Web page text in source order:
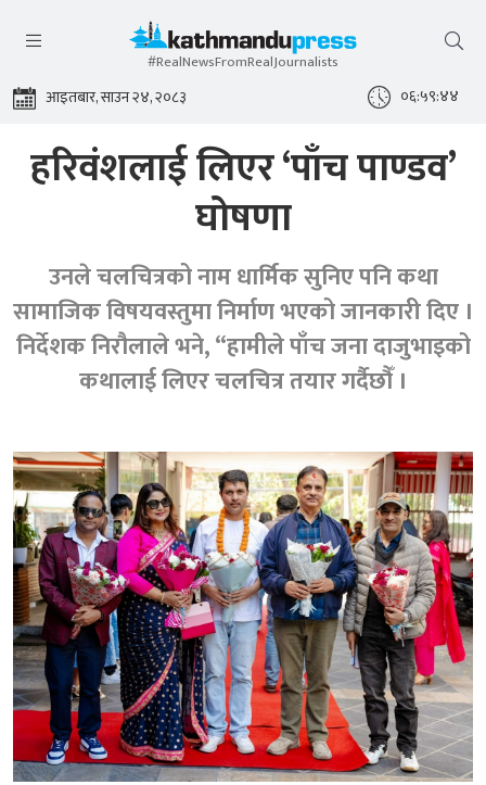
#RealNewsFromRealJournalists
आइतबार, साउन २४, २०८३ ०६:५९:४५
हरिवंशलाई लिएर ‘पाँच पाण्डव’
घोषणा
उनले चलचित्रको नाम धार्मिक सुनिए पनि कथा
सामाजिक विषयवस्तुमा निर्माण भएको जानकारी दिए ।
निर्देशक निरौलाले भने, “हामीले पाँच जना दाजुभाइको
कथालाई लिएर चलचित्र तयार गर्दैछौँ ।